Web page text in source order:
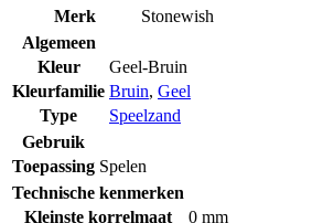
Merk
Stonewish
Algemeen
Kleur
Geel-Bruin
Kleurfamilie Bruin, Geel
Type
Speelzand
Gebruik
Toepassing Spelen
Technische kenmerken
Kleinste korrelmaat
0 mm